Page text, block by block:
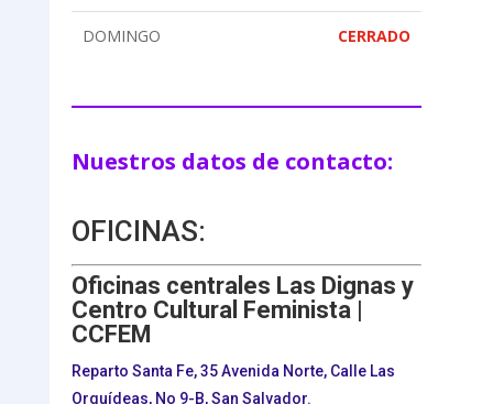
DOMINGO CERRADO
Nuestros datos de contacto:
OFICINAS:
Oficinas centrales Las Dignas y
Centro Cultural Feminista |
CCFEM
Reparto Santa Fe, 35 Avenida Norte, Calle Las
Orquídeas, No 9-B, San Salvador.